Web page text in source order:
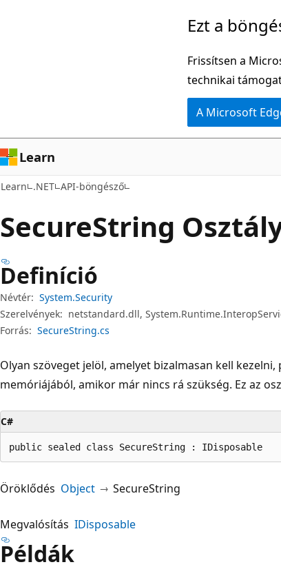
Ezt a
Frissítsen a
technikai
A Microsoft
Learn
Learn .NET API-böngésző
SecureString
Definíció
Névtér: System.Security
Szerelvények: netstandard.dll,
Forrás: SecureString.cs
Olyan szöveget jelöl, amelyet bizalmasan kell
memóriájából, amikor már nincs rá szükség. Ez az
C#
public sealed class SecureString : IDisposable
Öröklődés Object SecureString
Megvalósítás IDisposable
Példák